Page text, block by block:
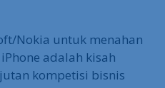
Nokia untuk menahan
adalah kisah
kompetisi bisnis